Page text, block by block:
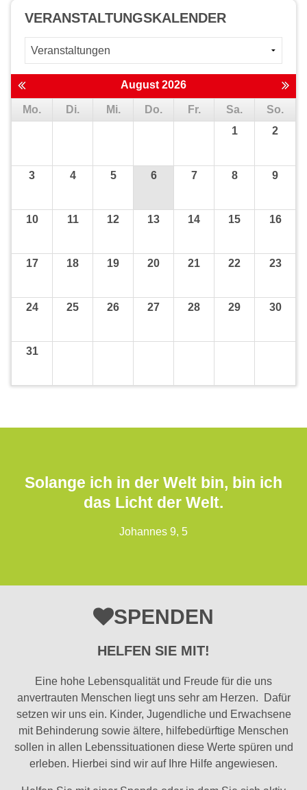
VERANSTALTUNGS­KALENDER
August 2026
Mo. Di. Mi. Do. Fr. Sa.
So.
1
2
3 4 5 6 7 8 9
10 11 12 13 14 15 16
17 18 19 20 21 22 23
24 25 26 27 28 29 30
31
Solange ich in der Welt bin, bin ich
das Licht der Welt.
Johannes 9, 5
SPENDEN
HELFEN SIE MIT!
Eine hohe Lebensqualität und Freude für die uns
anvertrauten Menschen liegt uns sehr am Herzen. Dafür
setzen wir uns ein. Kinder, Jugendliche und Erwachsene
mit Behinderung sowie ältere, hilfebedürftige Menschen
sollen in allen Lebenssituationen diese Werte spüren und
erleben. Hierbei sind wir auf Ihre Hilfe angewiesen.